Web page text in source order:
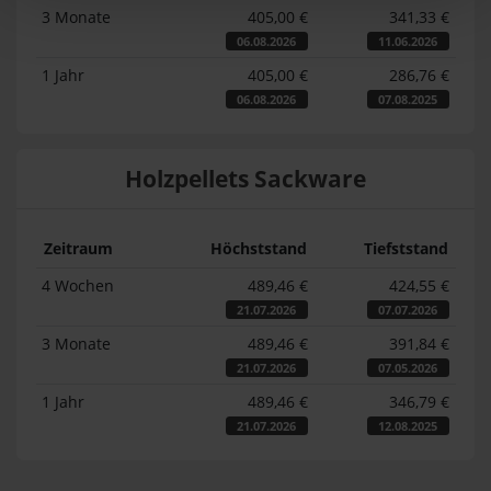
3 Monate 405,00 €
06.08.2026
341,33 €
11.06.2026
1 Jahr 405,00 €
06.08.2026
286,76 €
07.08.2025
Holzpellets Sackware
Zeitraum Höchststand
Tiefststand
4 Wochen
489,46 €
21.07.2026
424,55 €
07.07.2026
3 Monate 489,46 €
21.07.2026
391,84 €
07.05.2026
1 Jahr 489,46 €
21.07.2026
346,79 €
12.08.2025